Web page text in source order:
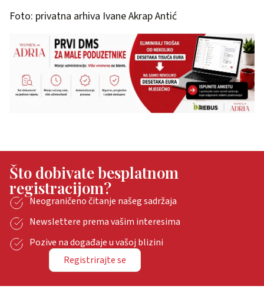
Foto: privatna arhiva Ivane Akrap Antić
Što dobivate besplatnom
registracijom?
Neograničeno čitanje našeg sadržaja
Newslettere prema vašim interesima
Pozive na događaje u vašoj blizini
Registrirajte se